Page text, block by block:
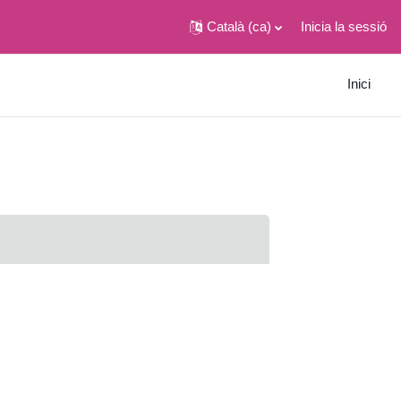
Català ‎(ca)‎ Inicia la sessió
Inici